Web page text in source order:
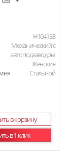
H104133
Механический с
автоподзаводом
Женские
Стальной
в корзину
в 1 клик